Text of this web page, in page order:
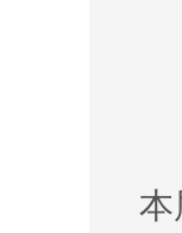
本